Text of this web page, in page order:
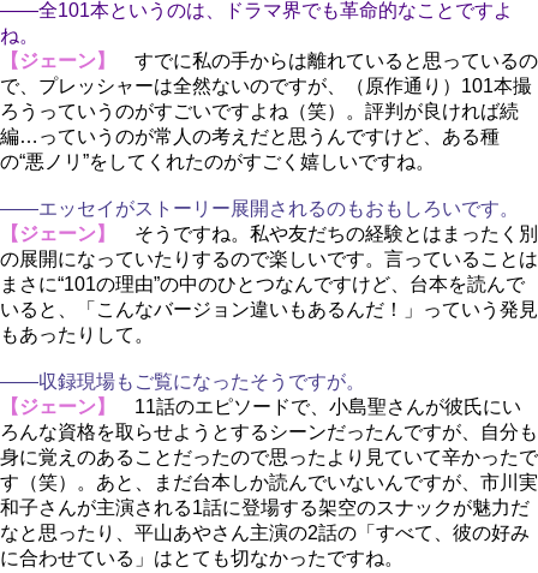
――全101本というのは、ドラマ界でも革命的なことですよ
ね。
【ジェーン】
すでに私の手からは離れていると思っているの
で、プレッシャーは全然ないのですが、（原作通り）101本撮
ろうっていうのがすごいですよね（笑）。評判が良ければ続
編…っていうのが常人の考えだと思うんですけど、ある種
の“悪ノリ”をしてくれたのがすごく嬉しいですね。
――エッセイがストーリー展開されるのもおもしろいです。
【ジェーン】
そうですね。私や友だちの経験とはまったく別
の展開になっていたりするので楽しいです。言っていることは
まさに“101の理由”の中のひとつなんですけど、台本を読んで
いると、「こんなバージョン違いもあるんだ！」っていう発見
もあったりして。
――収録現場もご覧になったそうですが。
【ジェーン】
11話のエピソードで、小島聖さんが彼氏にい
ろんな資格を取らせようとするシーンだったんですが、自分も
身に覚えのあることだったので思ったより見ていて辛かったで
す（笑）。あと、まだ台本しか読んでいないんですが、市川実
和子さんが主演される1話に登場する架空のスナックが魅力だ
なと思ったり、平山あやさん主演の2話の「すべて、彼の好み
に合わせている」はとても切なかったですね。